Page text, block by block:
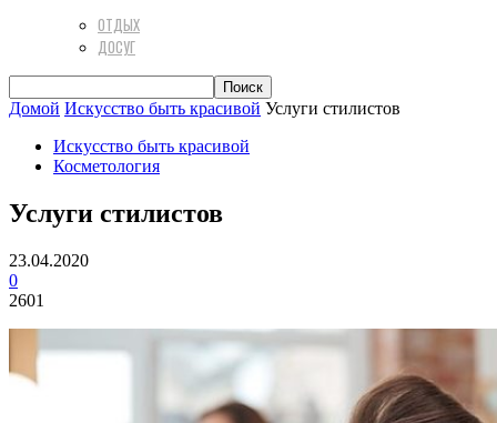
ОТДЫХ
ДОСУГ
Домой Искусство быть красивой Услуги стилистов
Искусство быть красивой
Косметология
Услуги стилистов
23.04.2020
0
2601